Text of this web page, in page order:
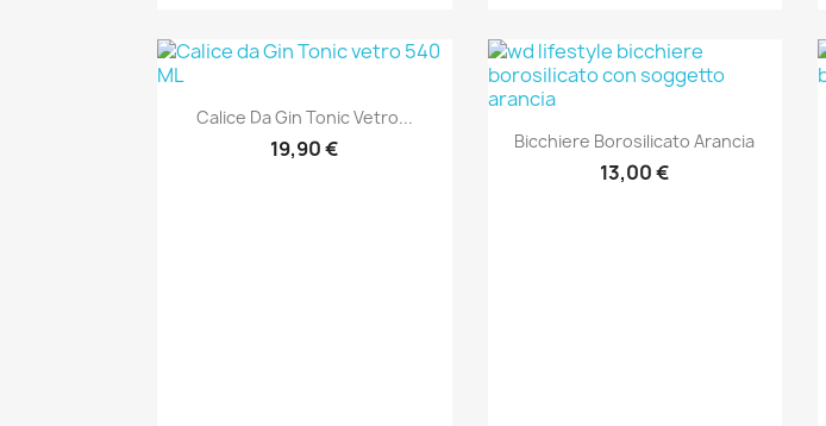
Anteprima
Calice Da Gin Tonic Vetro...
19,90 € Anteprima
Bicchiere Borosilicato Arancia
13,00 €